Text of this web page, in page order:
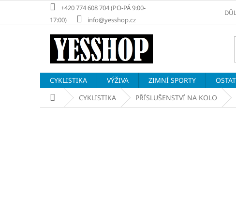
obsah
+420 774 608 704 (PO-PÁ 9:00-
17:00)
info@yesshop.cz
CYKLISTIKA VÝŽIVA ZIMNÍ SPORTY
Domů CYKLISTIKA PŘÍSLUŠENSTVÍ NA KOLO